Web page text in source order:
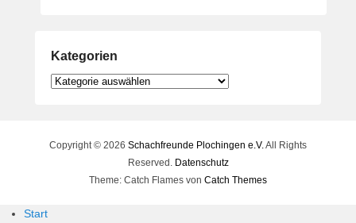
Kategorien
Kategorien
Copyright © 2026 Schachfreunde Plochingen e.V.All Rights
Reserved. Datenschutz
Theme: Catch Flames von Catch Themes
Start